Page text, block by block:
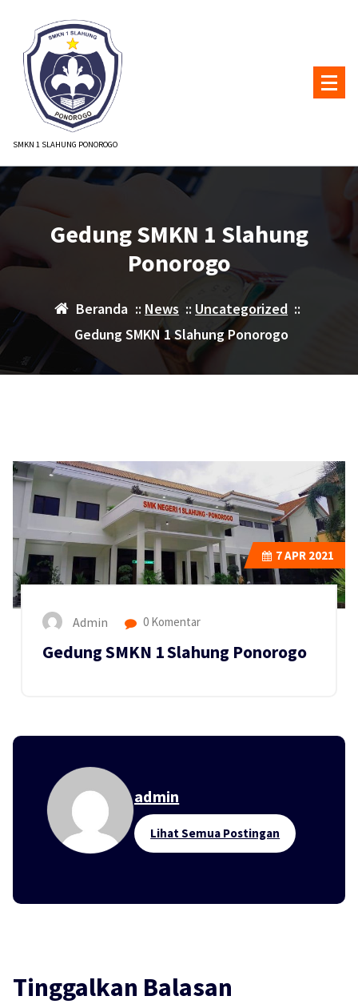
konten
SMKN 1 SLAHUNG PONOROGO
Gedung SMKN 1 Slahung
Ponorogo
Beranda :: News :: Uncategorized ::
Gedung SMKN 1 Slahung Ponorogo
7APR 2021
Admin 0 Komentar
Gedung SMKN 1 Slahung Ponorogo
admin
Lihat Semua Postingan
Tinggalkan Balasan